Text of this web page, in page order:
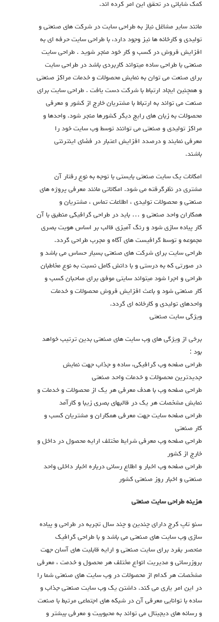
كمك شایانی در تحقق اين امر كرده اند.
مانند سایر مشاغل نیاز به طراحی سایت در شرکت های صنعتی و
تولیدی و کارخانه ها نیز وجود دارد، با طراحی سایت حرفه ای به
افزایش فروش در کسب و کار خود منجر شوید . طراحی سایت
صنعتی با طراحی ساده میتواند کاربردی باشد در طراحی سایت
برای صنعت می توان به نمایش محصولات و خدمات مراکز صنعتی
و همچنین ایجاد ارتباط با شرکت دست یافت . طراحی سایت برای
صنعت می تواند به ارتباط با مشتریان خارج از کشور و معرفی
محصولات به زبان های رایج دیگر کشورها منجر شود. واحدها و
مراکز تولیدی و صنعتی می توانند توسط وب سایت خود را
معرفی نمایند و درصدد افزایش اعتبار در فضای اینترنتی
باشند.
امکانات یک سایت صنعتی بایستی با توجه به نوع رفتار آن
مشتری در نظرگرفته می شود. امکاناتی مانند معرفی پروژه های
صنعتی و محصولات تولیدی ، اطلاعات تماس ، مشتریان و
همکاران واحد صنعتی و … باید در طراحی گرافیکی منطبق با آن
کار پیاده سازی شود و رنگ آمیزی قالب بر اساس هویت بصری
مجموعه و توسط گرافیست های آگاه و مجرب طراحی گردد.
طراحی سایت برای شرکت های صنعتی بسیار حساس می باشد و
در صورتی که به درستی و با دانش کامل نسبت به نوع مخاطبان
طراحی و اجرا شود میتواند سایتی موفق برای صاحبان کسب و
کار صنعتی شود و باعث افزایش فروش محصولات و خدمات
واحدهای تولیدی و کارخانه ای گردد.
ویژگی سایت صنعتی
برخی از ویژگی های وب سایت های صنعتی بدین ترتیب خواهد
بود :
طراحی صفحه وب گرافیکی، ساده و جذاب جهت نمایش
جدیدترین محصولات و خدمات واحد صنعتی
طراحی صفحه وب با هدف معرفی هر یک از محصولات و خدمات و
نمایش مشخصات هر یک در قالبهای بصری زیبا و کارآمد
طراحی صفحه سایت جهت معرفی همکاران و مشتریان کسب و
کار صنعتی
طراحی صفحه وب معرفی شرایط مختلف ارایه محصول در داخل و
خارج از کشور
طراحی صفحه وب اخبار و اطلاع رسانی درباره اخبار داخلی واحد
صنعتی و اخبار روز صنعتی کشور
هزینه طراحی سایت صنعتی
سئو تاپ کرج دارای چندین و چند سال تجربه در طراحی و پیاده
سازی وب سایت های صنعتی می باشد و با طراحی گرافیک
منحصر بفرد برای سایت صنعتی و ارایه قابلیت های آسان جهت
بروزرسانی و مدیریت انواع مختلف هر محصول و خدمت ، معرفی
مشخصات هر کدام از محصولات در وب سایت های صنعتی شما را
در این امر یاری می کند. داشتن یک وب سایت صنعتی جذاب و
ساده با توانایی معرفی آن در شبکه های اجتماعی مرتبط با صنعت
و رسانه های دیجیتال می تواند به محبوبیت و معرفی بیشتر و